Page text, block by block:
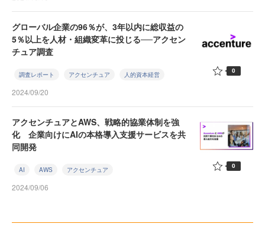
グローバル企業の96％が、3年以内に総収益の
5％以上を人材・組織変革に投じる──アクセン
チュア調査
調査レポート アクセンチュア 人的資本経営
2024/09/20
0
アクセンチュアとAWS、戦略的協業体制を強
化 企業向けにAIの本格導入支援サービスを共
同開発
AI AWS アクセンチュア
2024/09/06
0